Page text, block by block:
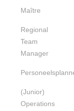
Maître
Regional
Team
Manager
(Junior)
Operations